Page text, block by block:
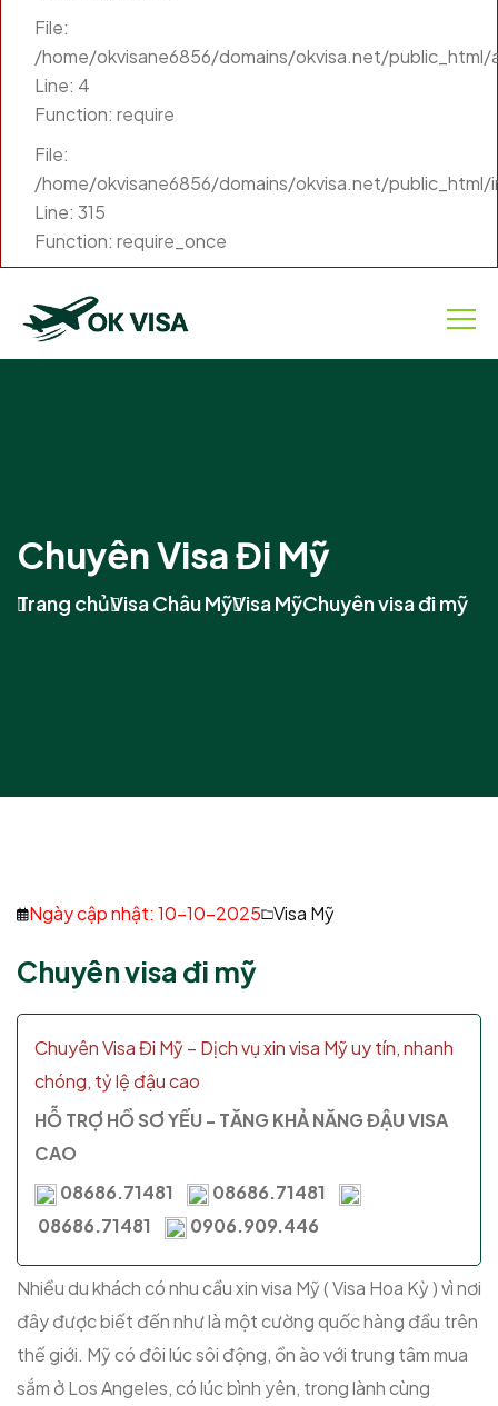
File:
/home/okvisane6856/domains/okvisa.net/
Line: 4
Function: require
File:
/home/okvisane6856/domains/okvisa.net/public_html/
Line: 315
Function: require_once
Chuyên Visa Đi Mỹ
Trang chủVisa Châu MỹVisa MỹChuyên visa đi mỹ
Ngày cập nhật: 10-10-2025 Visa Mỹ
Chuyên visa đi mỹ
Chuyên Visa Đi Mỹ – Dịch vụ xin visa Mỹ uy tín, nhanh
chóng, tỷ lệ đậu cao
HỖ TRỢ HỒ SƠ YẾU - TĂNG KHẢ NĂNG ĐẬU VISA
CAO
08686.71481
08686.71481
08686.71481
0906.909.446
Nhiều du khách có nhu cầu xin visa Mỹ ( Visa Hoa Kỳ ) vì nơi
đây được biết đến như là một cường quốc hàng đầu trên
thế giới. Mỹ có đôi lúc sôi động, ồn ào với trung tâm mua
sắm ở Los Angeles, có lúc bình yên, trong lành cùng